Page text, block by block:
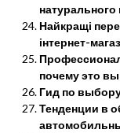
натурального
Найкращі
інтернет-
почему это
Гид по
Тенденции в